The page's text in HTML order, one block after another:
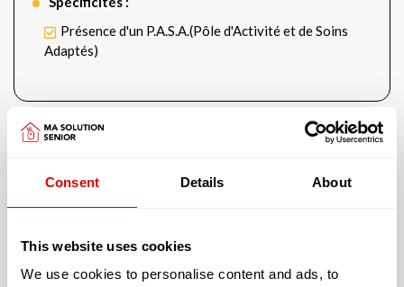
Consent Details About
This website uses cookies
We use cookies to personalise content and ads, to
Présence d'un P.A.S.A.(Pôle d'Activité et de Soins
Adaptés)
caractéristiques sont les suivantes :
Chambres doubles au nombre de 7